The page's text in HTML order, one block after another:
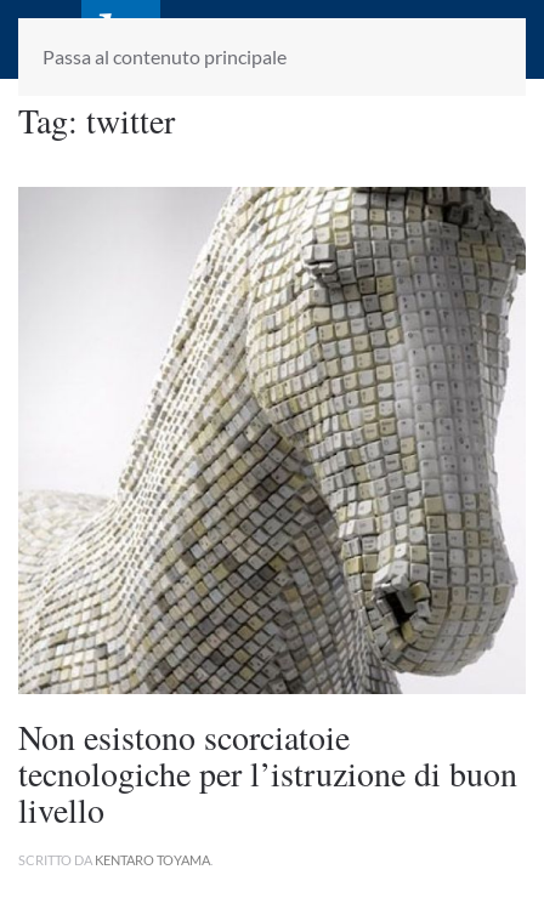
Passa al contenuto principale
laletteraturaenoi.it
fondato da Romano Luperini
Tag: twitter
Non esistono scorciatoie
tecnologiche per l’istruzione di buon
livello
SCRITTO DA KENTARO TOYAMA